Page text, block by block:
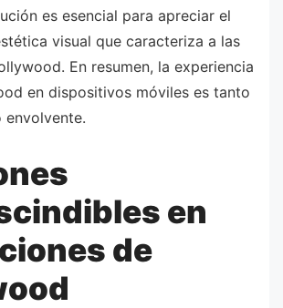
es esencial para apreciar el
visual que caracteriza a las
En resumen, la experiencia
en dispositivos móviles es tanto
en
de